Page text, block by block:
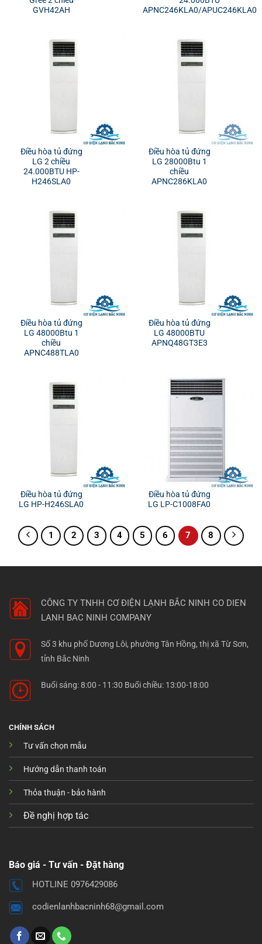
GVH42AH
APNC246KLA0/APUC246KLA0
Điều hòa tủ đứng
LG 2 chiều
24.000BTU HP-
H246SLA0
Điều hòa tủ đứng
LG 28000Btu 1
chiều
APNC286KLA0
Điều hòa tủ đứng
LG 48000Btu 1
chiều
APNC488TLA0
Điều hòa tủ đứng
LG 48000BTU
APNQ48GT3E3
Điều hòa tủ đứng
LG HP-H246SLA0
Điều hòa tủ đứng
LG LP-C1008FA0
1 2 3 4 5 6 7 8
CÔNG TY TNHH CƠ ĐIỆN LẠNH BẮC NINH CO DIEN
LANH BAC NINH COMPANY
Số 3 khu phố Dương Lôi, phường Tân Hồng, thị xã Từ Sơn,
tỉnh Bắc Ninh
Buổi sáng: 8:00 - 11:30 Buổi chiều: 13:00-18:00
CHÍNH SÁCH
Tư vấn chọn mẫu
Hướng dẫn thanh toán
Thỏa thuận - bảo hành
Đề nghị hợp tác
Báo giá - Tư vấn - Đặt hàng
HOTLINE 0976429086
codienlanhbacninh68@gmail.com